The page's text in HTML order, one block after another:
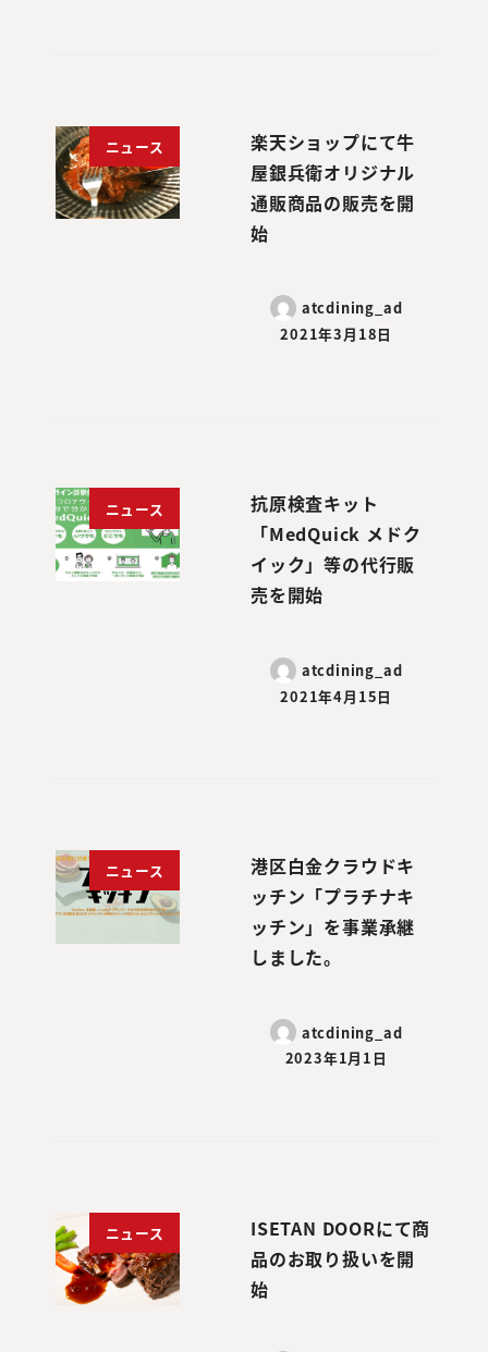
ニュース
楽天ショップにて牛
屋銀兵衛オリジナル
通販商品の販売を開
始
atcdining_ad
2021年3月18日
ニュース
抗原検査キット
「MedQuick メドク
イック」等の代行販
売を開始
atcdining_ad
2021年4月15日
ニュース
港区白金クラウドキ
ッチン「プラチナキ
ッチン」を事業承継
しました。
atcdining_ad
2023年1月1日
ニュース
ISETAN DOORにて商
品のお取り扱いを開
始